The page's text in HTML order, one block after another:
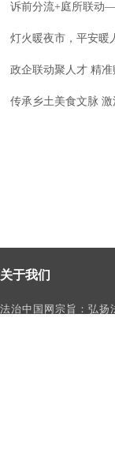
诉前分流+庭所联动
灯火暖夜市，平安
政企联动聚人才 精
传承乡土美食文脉
关于我们
法治中国网宗旨：弘扬